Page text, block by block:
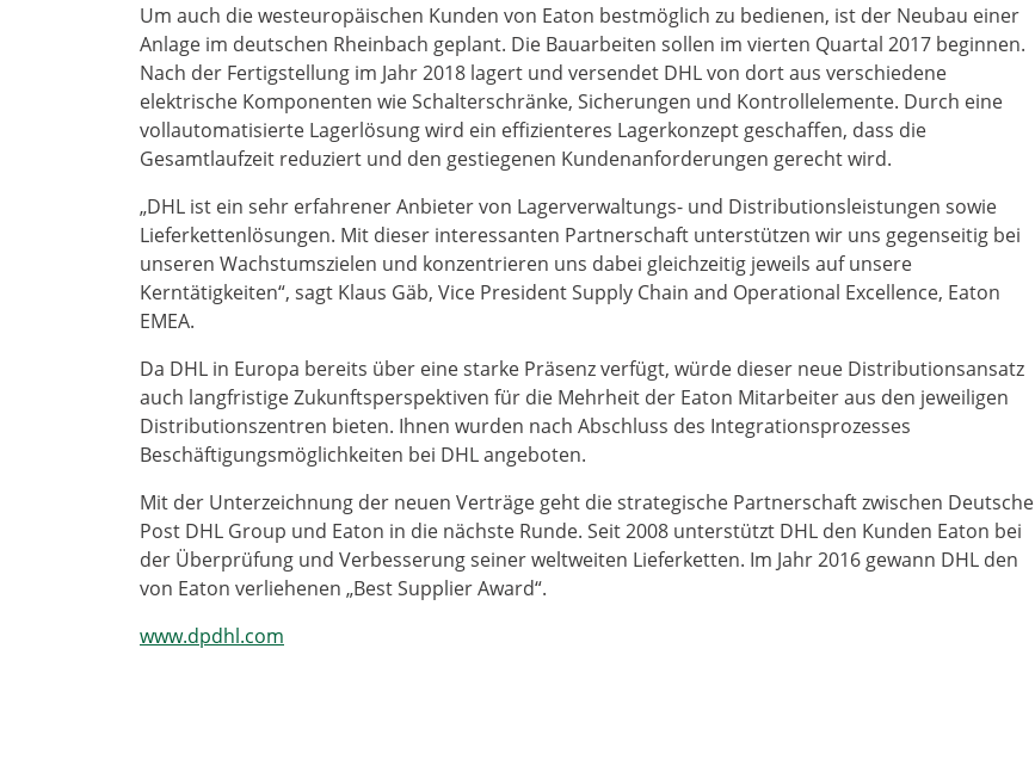
Um auch die westeuropäischen Kunden von Eaton bestmöglich zu bedienen, ist der Neubau einer
Anlage im deutschen Rheinbach geplant. Die Bauarbeiten sollen im vierten Quartal 2017 beginnen.
Nach der Fertigstellung im Jahr 2018 lagert und versendet DHL von dort aus verschiedene
elektrische Komponenten wie Schalterschränke, Sicherungen und Kontrollelemente. Durch eine
vollautomatisierte Lagerlösung wird ein effizienteres Lagerkonzept geschaffen, dass die
Gesamtlaufzeit reduziert und den gestiegenen Kundenanforderungen gerecht wird.
„DHL ist ein sehr erfahrener Anbieter von Lagerverwaltungs- und Distributionsleistungen sowie
Lieferkettenlösungen. Mit dieser interessanten Partnerschaft unterstützen wir uns gegenseitig bei
unseren Wachstumszielen und konzentrieren uns dabei gleichzeitig jeweils auf unsere
Kerntätigkeiten“, sagt Klaus Gäb, Vice President Supply Chain and Operational Excellence, Eaton
EMEA.
Da DHL in Europa bereits über eine starke Präsenz verfügt, würde dieser neue Distributionsansatz
auch langfristige Zukunftsperspektiven für die Mehrheit der Eaton Mitarbeiter aus den jeweiligen
Distributionszentren bieten. Ihnen wurden nach Abschluss des Integrationsprozesses
Beschäftigungsmöglichkeiten bei DHL angeboten.
Mit der Unterzeichnung der neuen Verträge geht die strategische Partnerschaft zwischen Deutsche
Post DHL Group und Eaton in die nächste Runde. Seit 2008 unterstützt DHL den Kunden Eaton bei
der Überprüfung und Verbesserung seiner weltweiten Lieferketten. Im Jahr 2016 gewann DHL den
von Eaton verliehenen „Best Supplier Award“.
www.dpdhl.com